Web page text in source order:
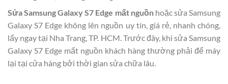
Sửa Samsung Galaxy S7 Edge mất nguồn hoặc sửa Samsung
Galaxy S7 Edge không lên nguồn uy tín, giá rẻ, nhanh chóng,
lấy ngay tại Nha Trang, TP. HCM. Trước đây, khi sửa Samsung
Galaxy S7 Edge mất nguồn khách hàng thường phải để máy
lại tại cửa hàng bởi thời gian sửa chữa lâu.